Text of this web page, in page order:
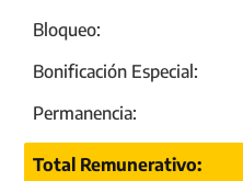
Bloqueo:
Bonificación Especial:
Permanencia:
Total Remunerativo: